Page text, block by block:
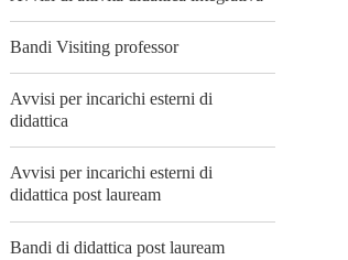
Bandi Visiting professor
Avvisi per incarichi esterni di
didattica
Avvisi per incarichi esterni di
didattica post lauream
Bandi di didattica post lauream